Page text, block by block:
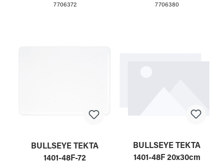
7706372 7706380
BULLSEYE TEKTA
1401-48F-72
BULLSEYE TEKTA
1401-48F 20x30cm